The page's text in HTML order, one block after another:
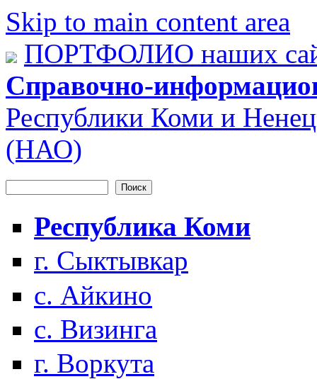
Skip to main content area
ПОРТФОЛИО наших
Справочно-
Республики Коми и
(НАО)
Форма поиска
Республика Коми
г. Сыктывкар
с. Айкино
с. Визинга
г. Воркута